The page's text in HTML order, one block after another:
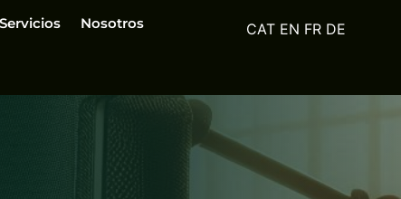
Servicios
Nosotros
EN FR DE